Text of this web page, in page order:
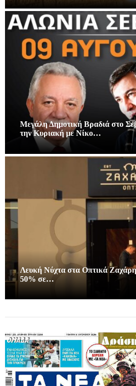
Μεγάλη Δημοτική Βραδιά στο
την Κυριακή με Νίκο…
Λευκή Νύχτα στα Οπτικά
50% σε…